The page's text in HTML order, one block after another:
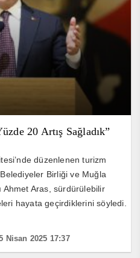
20 Artış Sağladık”
düzenlenen turizm
Birliği ve Muğla
Ahmet Aras, sürdürülebilir
hayata geçirdiklerini söyledi.
Nisan 2025 17:37